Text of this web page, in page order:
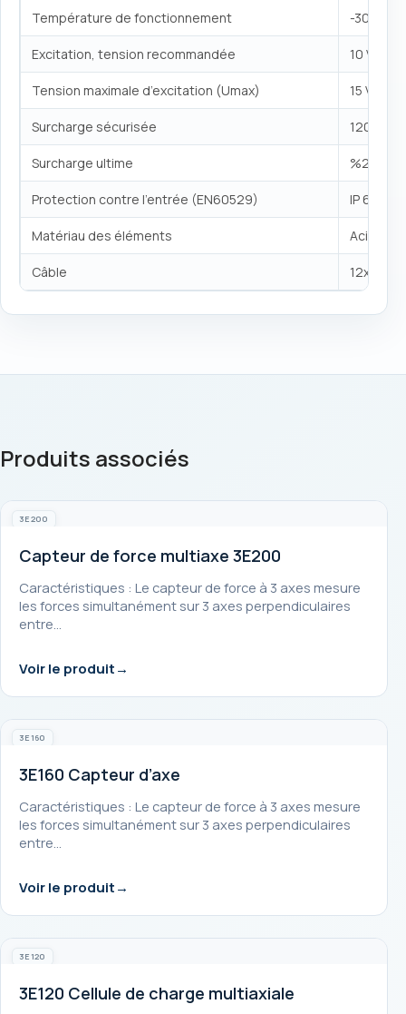
Température de fonctionnement -30 ~
Excitation, tension recommandée 10 VDC
Tension maximale d’excitation (Umax) 15 VDC
Surcharge sécurisée 120 % FS
Surcharge ultime %200 FS
Protection contre l’entrée (EN60529) IP 65
Matériau des éléments Acier allié
Câble
Produits associés
3E200
Capteur de force multiaxe 3E200
Caractéristiques : Le capteur de force à 3 axes mesure
les forces simultanément sur 3 axes perpendiculaires
entre…
Voir le produit
3E160
3E160 Capteur d’axe
Caractéristiques : Le capteur de force à 3 axes mesure
les forces simultanément sur 3 axes perpendiculaires
entre…
Voir le produit
3E120
3E120 Cellule de charge multiaxiale